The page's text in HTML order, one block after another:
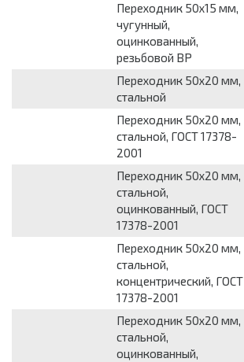
Переходник 50x15 мм,
чугунный,
оцинкованный,
резьбовой ВР
Переходник 50x20 мм,
стальной
Переходник 50x20 мм,
стальной, ГОСТ 17378-
2001
Переходник 50x20 мм,
стальной,
оцинкованный, ГОСТ
17378-2001
Переходник 50x20 мм,
стальной,
концентрический, ГОСТ
17378-2001
Переходник 50x20 мм,
стальной,
оцинкованный,